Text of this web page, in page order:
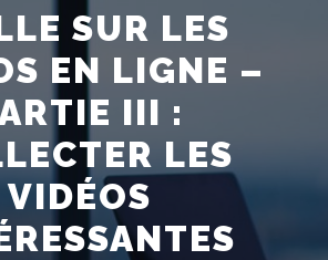
SUR LES
EN LIGNE –
III :
LES
VIDÉOS